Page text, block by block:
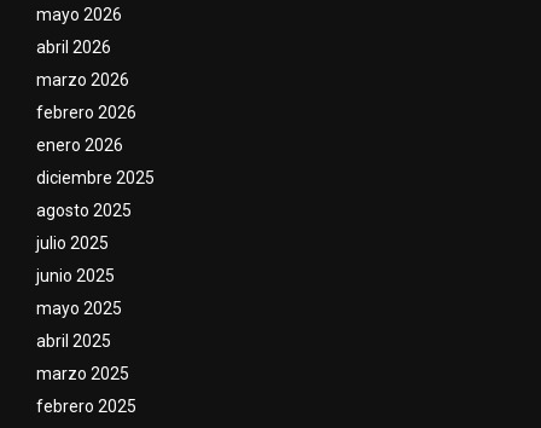
mayo 2026
abril 2026
marzo 2026
febrero 2026
enero 2026
diciembre 2025
agosto 2025
julio 2025
junio 2025
mayo 2025
abril 2025
marzo 2025
febrero 2025